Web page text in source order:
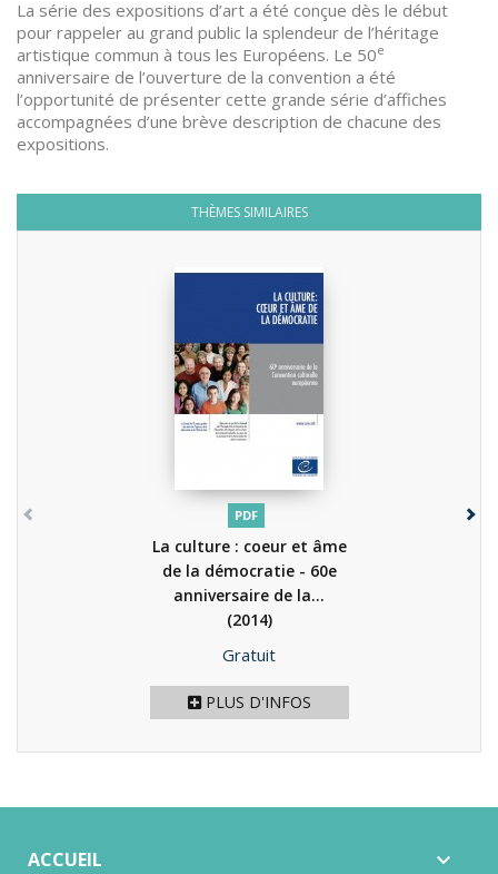
La série des expositions d’art a été conçue dès le début
pour rappeler au grand public la splendeur de l’héritage
artistique commun à tous les Européens. Le 50e
anniversaire de l’ouverture de la convention a été
l’opportunité de présenter cette grande série d’affiches
accompagnées d’une brève description de chacune des
expositions.
THÈMES SIMILAIRES
PDF
La culture : coeur et âme
de la démocratie - 60e
anniversaire de la...
(2014)
Prix
Gratuit
PLUS D'INFOS
ACCUEIL 